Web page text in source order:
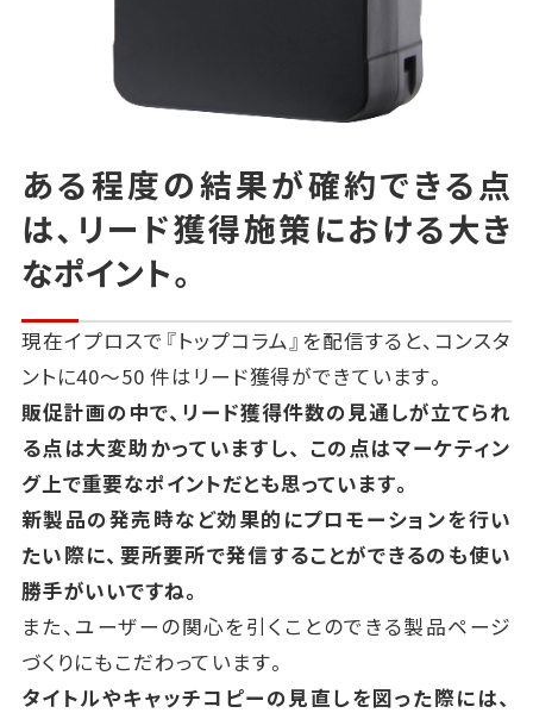
ある程度の結果が確約できる点
は、 リード獲得施策における大き
なポイント。
現在イプロスで『トップコラム』を配信すると、コンスタ
ントに40～50 件はリード獲得ができています。
販促計画の中で、リード獲得件数の見通しが立てられ
る点は大変助かっていますし、 この点はマーケティン
グ上で重要なポイントだとも思っています。
新製品の発売時など効果的にプロモーションを行い
たい際に、要所要所で発信することができるのも使い
勝手がいいですね。
また、ユーザーの関心を引くことのできる製品ページ
づくりにもこだわっています。
タイトルやキャッチコピーの見直しを図った際には、